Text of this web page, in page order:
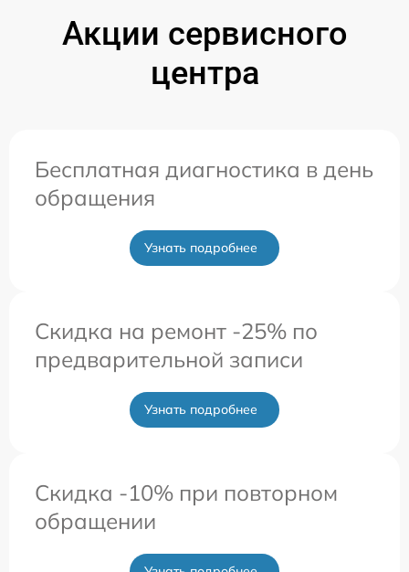
Акции сервисного
центра
Бесплатная диагностика в день
обращения
Узнать подробнее
Скидка на ремонт -25% по
предварительной записи
Узнать подробнее
Скидка -10% при повторном
обращении